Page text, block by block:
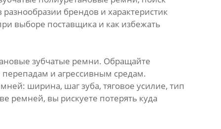
брендов и характеристик
выборе поставщика и как избежать
зубчатые ремни. Обращайте
перепадам и агрессивным средам.
ширина, шаг зуба, тяговое усилие, тип
ремней, вы рискуете потерять куда